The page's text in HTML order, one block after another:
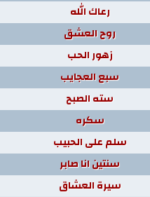
رعاك الله
روح العشق
زهور الحب
سبع العجايب
سته الصبح
سكره
سلم على الحبيب
سنتين انا صابر
سيرة العشاق